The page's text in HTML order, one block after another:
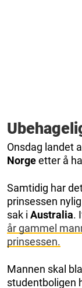
Onsdag landet
Norgeetter å
Samtidig har
prinsessen
sak i Australia.
år gammel
prinsessen.
Mannen skal
studentboligen